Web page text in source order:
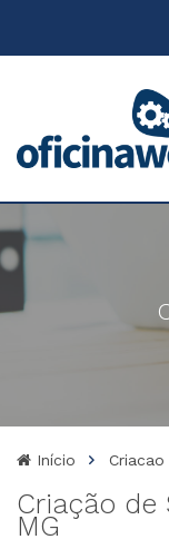
Início Criacao
Criação de
MG